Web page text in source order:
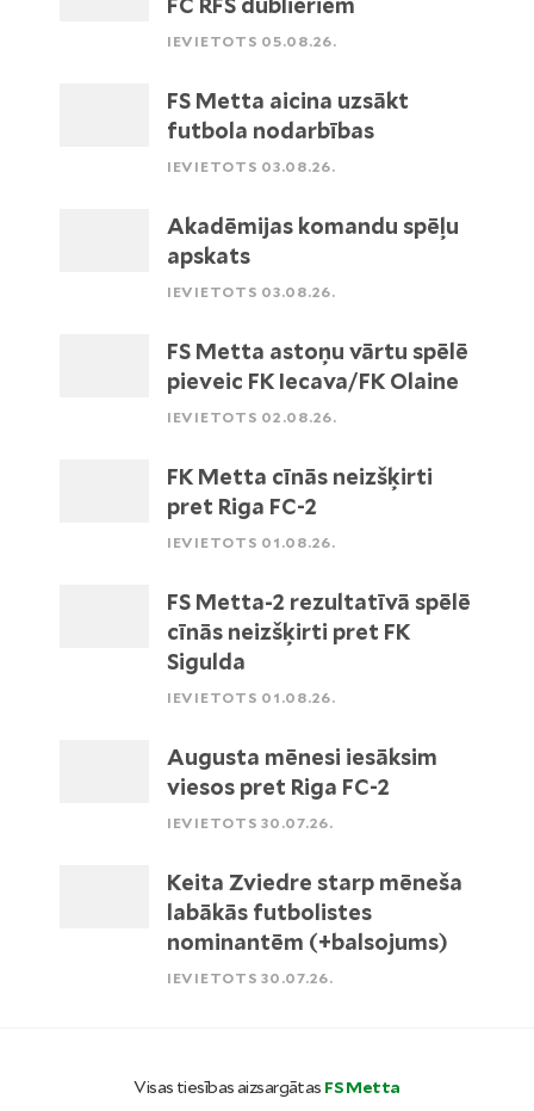
FC RFS dublieriem
IEVIETOTS 05.08.26.
FS Metta aicina uzsākt
futbola nodarbības
IEVIETOTS 03.08.26.
Akadēmijas komandu spēļu
apskats
IEVIETOTS 03.08.26.
FS Metta astoņu vārtu spēlē
pieveic FK Iecava/FK Olaine
IEVIETOTS 02.08.26.
FK Metta cīnās neizšķirti
pret Riga FC-2
IEVIETOTS 01.08.26.
FS Metta-2 rezultatīvā spēlē
cīnās neizšķirti pret FK
Sigulda
IEVIETOTS 01.08.26.
Augusta mēnesi iesāksim
viesos pret Riga FC-2
IEVIETOTS 30.07.26.
Keita Zviedre starp mēneša
labākās futbolistes
nominantēm (+balsojums)
IEVIETOTS 30.07.26.
Visas tiesības aizsargātas FS Metta